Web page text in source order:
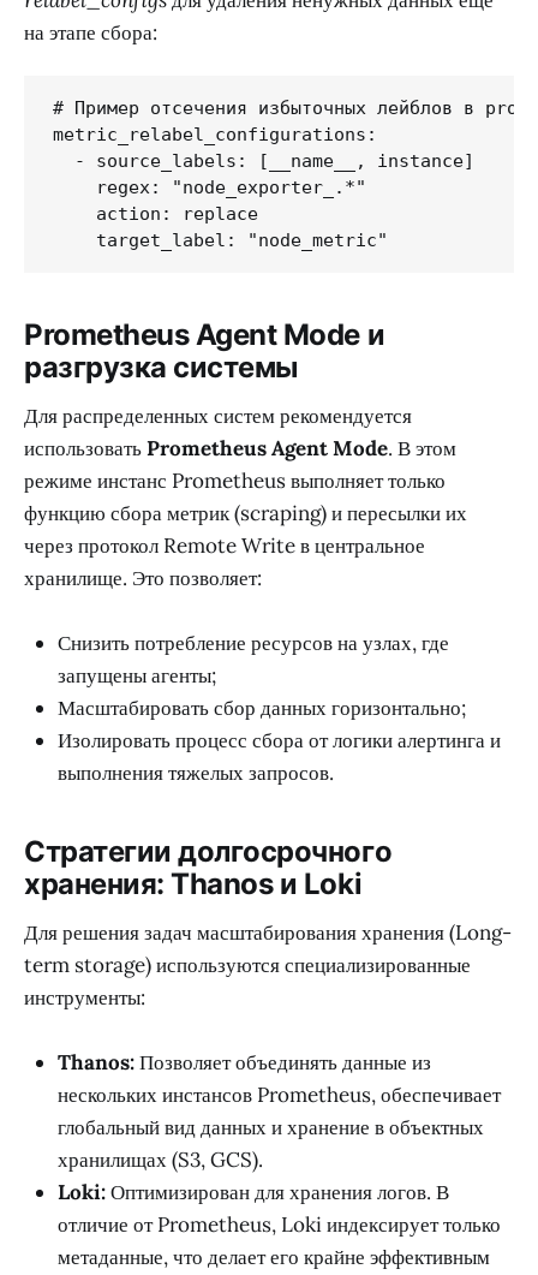
на этапе сбора:
# Пример отсечения избыточных лейблов в
metric_relabel_configurations:
  - source_labels: [__name__, instance]
    regex: "node_exporter_.*"
    action: replace
    target_label: "node_metric"
Prometheus Agent Mode и
разгрузка системы
Для распределенных систем рекомендуется
использоватьPrometheus Agent Mode. В этом
режиме инстанс Prometheus выполняет только
функцию сбора метрик (scraping) и пересылки их
через протокол Remote Write в центральное
хранилище. Это позволяет:
Снизить потребление ресурсов на узлах, где
запущены агенты;
Масштабировать сбор данных горизонтально;
Изолировать процесс сбора от логики алертинга и
выполнения тяжелых запросов.
Стратегии долгосрочного
хранения: Thanos и Loki
Для решения задач масштабирования хранения (Long-
term storage) используются специализированные
инструменты:
Thanos:Позволяет объединять данные из
нескольких инстансов Prometheus, обеспечивает
глобальный вид данных и хранение в объектных
хранилищах (S3, GCS).
Loki:Оптимизирован для хранения логов. В
отличие от Prometheus, Loki индексирует только
метаданные, что делает его крайне эффективным